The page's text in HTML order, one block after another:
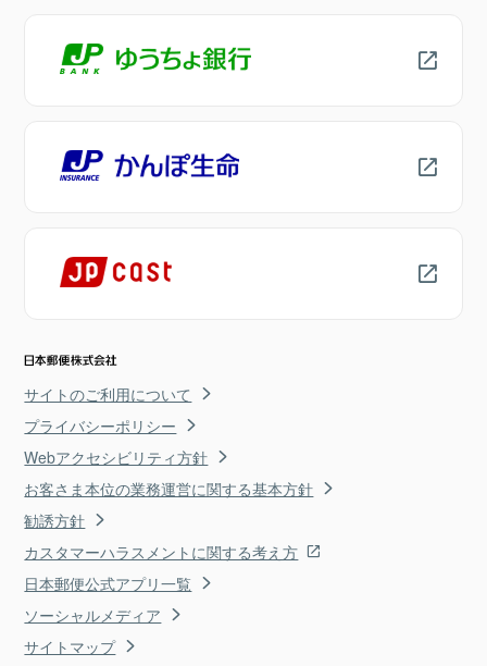
サイトのご利用について
プライバシーポリシー
Webアクセシビリティ方針
お客さま本位の業務運営に関する基本方針
勧誘方針
カスタマーハラスメントに関する考え方
日本郵便公式アプリ一覧
ソーシャルメディア
サイトマップ